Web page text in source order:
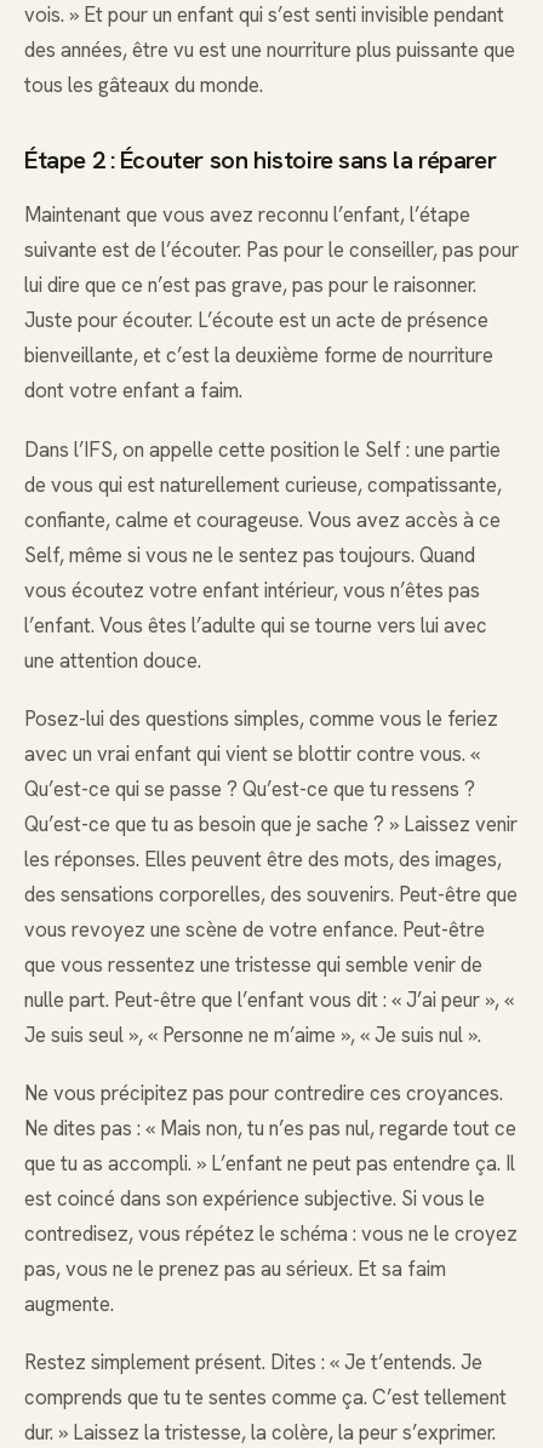
vois. » Et pour un enfant qui s’est senti invisible pendant
des années, être vu est une nourriture plus puissante que
tous les gâteaux du monde.
Étape 2 : Écouter son histoire sans la réparer
Maintenant que vous avez reconnu l’enfant, l’étape
suivante est de l’écouter. Pas pour le conseiller, pas pour
lui dire que ce n’est pas grave, pas pour le raisonner.
Juste pour écouter. L’écoute est un acte de présence
bienveillante, et c’est la deuxième forme de nourriture
dont votre enfant a faim.
Dans l’IFS, on appelle cette position le Self : une partie
de vous qui est naturellement curieuse, compatissante,
confiante, calme et courageuse. Vous avez accès à ce
Self, même si vous ne le sentez pas toujours. Quand
vous écoutez votre enfant intérieur, vous n’êtes pas
l’enfant. Vous êtes l’adulte qui se tourne vers lui avec
une attention douce.
Posez-lui des questions simples, comme vous le feriez
avec un vrai enfant qui vient se blottir contre vous. «
Qu’est-ce qui se passe ? Qu’est-ce que tu ressens ?
Qu’est-ce que tu as besoin que je sache ? » Laissez venir
les réponses. Elles peuvent être des mots, des images,
des sensations corporelles, des souvenirs. Peut-être que
vous revoyez une scène de votre enfance. Peut-être
que vous ressentez une tristesse qui semble venir de
nulle part. Peut-être que l’enfant vous dit : « J’ai peur », «
Je suis seul », « Personne ne m’aime », « Je suis nul ».
Ne vous précipitez pas pour contredire ces croyances.
Ne dites pas : « Mais non, tu n’es pas nul, regarde tout ce
que tu as accompli. » L’enfant ne peut pas entendre ça. Il
est coincé dans son expérience subjective. Si vous le
contredisez, vous répétez le schéma : vous ne le croyez
pas, vous ne le prenez pas au sérieux. Et sa faim
augmente.
Restez simplement présent. Dites : « Je t’entends. Je
comprends que tu te sentes comme ça. C’est tellement
dur. » Laissez la tristesse, la colère, la peur s’exprimer.